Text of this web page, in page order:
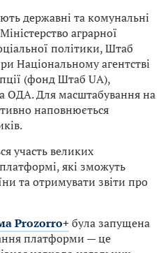
державні та комунальні
аграрної
політики, Штаб
Національному агентстві
(фонд Штаб UA),
ОДА. Для масштабування на
наповнюється
участь великих
які зможуть
та отримувати звіти про
Prozorro+була запущена
платформи — це